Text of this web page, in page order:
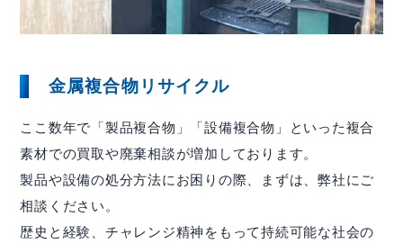
金属複合物リサイクル
ここ数年で「製品複合物」「設備複合物」といった複合
素材での買取や廃棄相談が増加しております。
製品や設備の処分方法にお困りの際、まずは、弊社にご
相談ください。
歴史と経験、チャレンジ精神をもって持続可能な社会の